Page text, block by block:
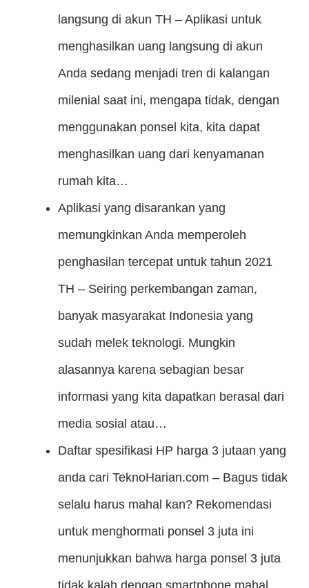
langsung di akun TH – Aplikasi untuk
menghasilkan uang langsung di akun
Anda sedang menjadi tren di kalangan
milenial saat ini, mengapa tidak, dengan
menggunakan ponsel kita, kita dapat
menghasilkan uang dari kenyamanan
rumah kita…
Aplikasi yang disarankan yang
memungkinkan Anda memperoleh
penghasilan tercepat untuk tahun 2021
TH – Seiring perkembangan zaman,
banyak masyarakat Indonesia yang
sudah melek teknologi. Mungkin
alasannya karena sebagian besar
informasi yang kita dapatkan berasal dari
media sosial atau…
Daftar spesifikasi HP harga 3 jutaan yang
anda cari TeknoHarian.com – Bagus tidak
selalu harus mahal kan? Rekomendasi
untuk menghormati ponsel 3 juta ini
menunjukkan bahwa harga ponsel 3 juta
tidak kalah dengan smartphone mahal.